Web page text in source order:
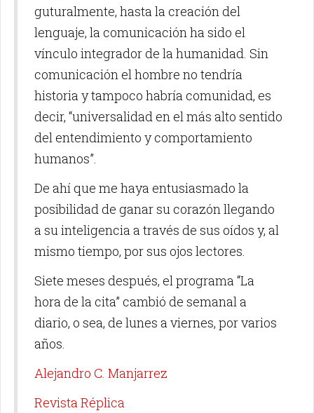
guturalmente, hasta la creación del
lenguaje, la comunicación ha sido el
vínculo integrador de la humanidad. Sin
comunicación el hombre no tendría
historia y tampoco habría comunidad, es
decir, “universalidad en el más alto sentido
del entendimiento y comportamiento
humanos”.
De ahí que me haya entusiasmado la
posibilidad de ganar su corazón llegando
a su inteligencia a través de sus oídos y, al
mismo tiempo, por sus ojos lectores.
Siete meses después, el programa “La
hora de la cita” cambió de semanal a
diario, o sea, de lunes a viernes, por varios
años.
Alejandro C. Manjarrez
Revista Réplica